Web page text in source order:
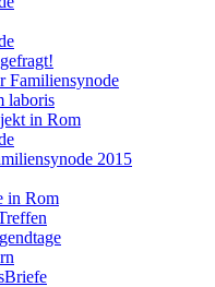
Familiensynode
laboris
in Rom
2015
in Rom